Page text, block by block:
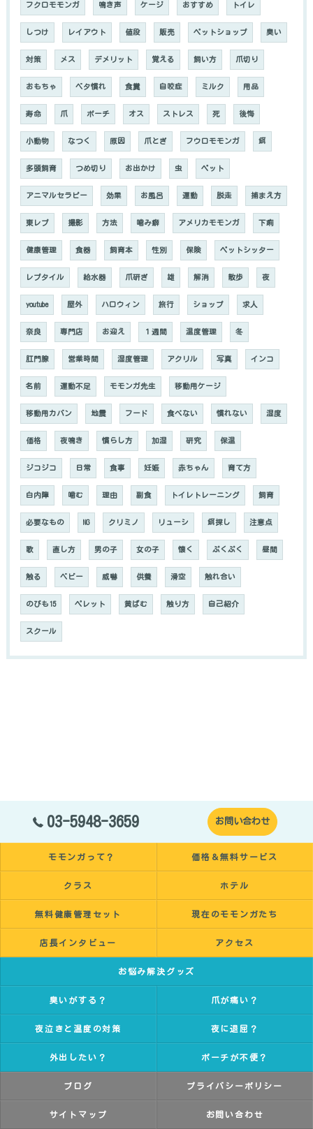
フクロモモンガ 鳴き声 ケージ おすすめ トイレ
しつけ レイアウト 値段 販売 ペットショップ 臭い
対策 メス デメリット 覚える 飼い方 爪切り
おもちゃ ベタ慣れ 食糞 自咬症 ミルク 用品
寿命 爪 ポーチ オス ストレス 死 後悔
小動物 なつく 原因 爪とぎ フウロモモンガ 餌
多頭飼育 つめ切り お出かけ 虫 ペット
アニマルセラピー 効果 お風呂 運動 脱走 捕まえ方
東レプ 撮影 方法 噛み癖 アメリカモモンガ 下痢
健康管理 食器 飼育本 性別 保険 ペットシッター
レプタイル 給水器 爪研ぎ 雄 解消 散歩 夜
youtube 屋外 ハロウィン 旅行 ショップ 求人
奈良 専門店 お迎え １週間 温度管理 冬
肛門腺 営業時間 湿度管理 アクリル 写真 インコ
名前 運動不足 モモンガ先生 移動用ケージ
移動用カバン 地震 フード 食べない 慣れない 湿度
価格 夜鳴き 慣らし方 加湿 研究 保温
ジコジコ 日常 食事 妊娠 赤ちゃん 育て方
白内障 噛む 理由 副食 トイレトレーニング 飼育
必要なもの NG クリミノ リューシ 餌探し 注意点
歌 直し方 男の子 女の子 懐く ぷくぷく 昼間
触る ベビー 威嚇 供養 滑空 触れ合い
のびも15 ペレット 黄ばむ 触り方 自己紹介
スクール
03-5948-3659 お問い合わせ
モモンガって？ 価格＆無料サービス
クラス ホテル
無料健康管理セット 現在のモモンガたち
店長インタビュー アクセス
お悩み解決グッズ
臭いがする？ 爪が痛い？
夜泣きと温度の対策 夜に退屈？
外出したい？ ポーチが不便？
ブログ プライバシーポリシー
サイトマップ お問い合わせ